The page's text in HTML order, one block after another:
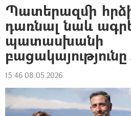
Պատերազմի
դառնալ նաև
պատասխանի
15:46 08.05.2026